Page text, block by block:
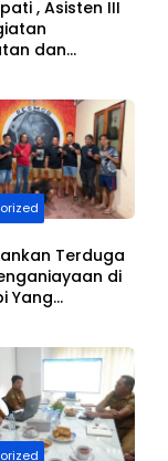
, Asisten III
dan
Terduga
di
Yang